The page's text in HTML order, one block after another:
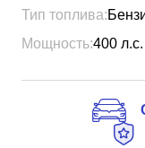
Тип топлива:
Мощность:400 л.с.